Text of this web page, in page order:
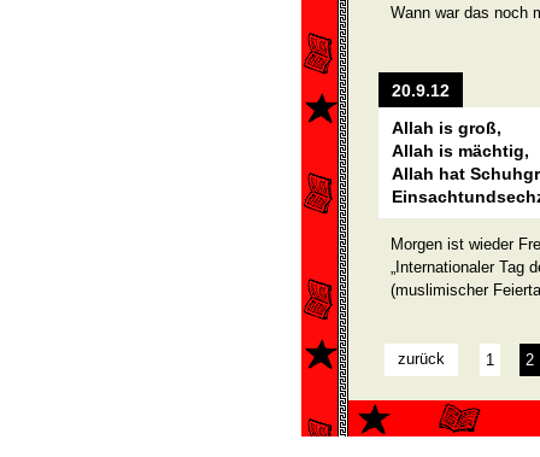
Wann war das noch
20.9.12
Allah is groß,
Allah is mächtig,
Allah hat
Morgen ist wieder
„Internationaler Tag
(muslimischer
zurück 1 2